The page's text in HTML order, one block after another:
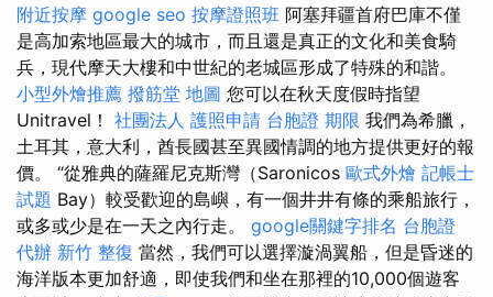
附近按摩 google seo 按摩證照班 阿塞拜疆首府巴庫不僅
是高加索地區最大的城市，而且還是真正的文化和美食騎
兵，現代摩天大樓和中世紀的老城區形成了特殊的和諧。
小型外燴推薦 撥筋堂 地圖 您可以在秋天度假時指望
Unitravel！ 社團法人 護照申請 台胞證 期限 我們為希臘，
土耳其，意大利，酋長國甚至異國情調的地方提供更好的報
價。 “從雅典的薩羅尼克斯灣（Saronicos 歐式外燴 記帳士
試題 Bay）較受歡迎的島嶼，有一個井井有條的乘船旅行，
或多或少是在一天之內行走。 google關鍵字排名 台胞證
代辦 新竹 整復 當然，我們可以選擇漩渦翼船，但是昏迷的
海洋版本更加舒適，即使我們和坐在那裡的10,000個遊客